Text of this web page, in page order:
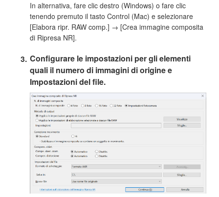
In alternativa, fare clic destro (Windows) o fare clic
tenendo premuto il tasto Control (Mac) e selezionare
[Elabora ripr. RAW comp.] → [Crea immagine composita
di Ripresa NR].
Configurare le impostazioni per gli elementi
quali il numero di immagini di origine e
Impostazioni del file.